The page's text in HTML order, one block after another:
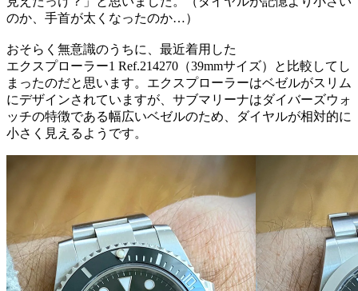
のか、手首が太くなったのか…）
おそらく無意識のうちに、最近着用した
エクスプローラー1 Ref.214270（39mmサイズ）と比較してし
まったのだと思います。エクスプローラーはベゼルがスリム
にデザインされていますが、サブマリーナはダイバーズウォ
ッチの特徴である幅広いベゼルのため、ダイヤルが相対的に
小さく見えるようです。